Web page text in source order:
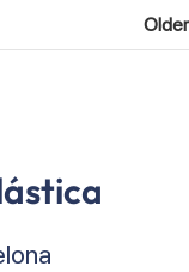
Older